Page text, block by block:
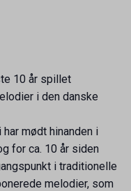
10 år spillet
i den danske
mødt hinanden i
for ca. 10 år siden
i traditionelle
melodier, som